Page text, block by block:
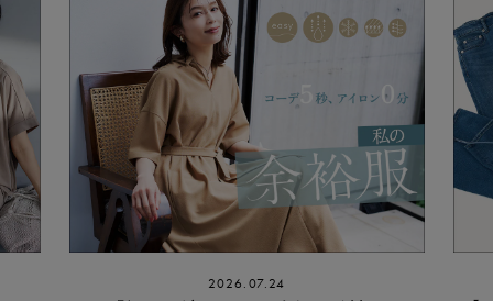
2026.07.24